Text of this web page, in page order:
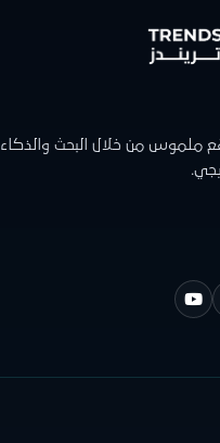
ملموس من خلال البحث والذكاء